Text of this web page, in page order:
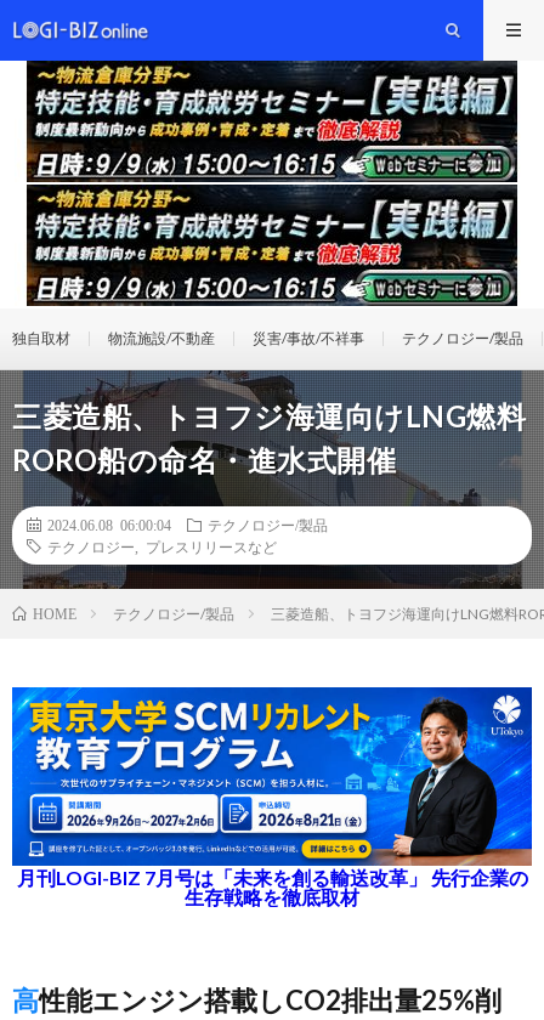
独自取材 物流施設/不動産 災害/事故/不祥事 テクノロジー/製品
三菱造船、トヨフジ海運向けLNG燃料
RORO船の命名・進水式開催
2024.06.08 06:00:04
テクノロジー/製品
テクノロジー
プレスリリースなど
HOME テクノロジー/製品 三菱造船、トヨフジ海運向けLNG燃料
月刊LOGI-BIZ 7月号は「未来を創る輸送改革」 先行企業の
生存戦略を徹底取材
高性能エンジン搭載しCO2排出量25%削